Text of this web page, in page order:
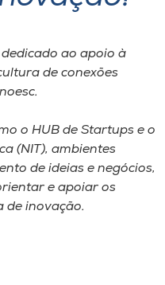
ao apoio à
de conexões
o HUB de Startups e o
(NIT), ambientes
de ideias e negócios,
e apoiar os
de inovação.